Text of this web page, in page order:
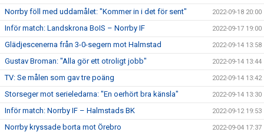
Norrby föll med uddamålet: "Kommer in i det för sent" 2022-09-18 20:00
Inför match: Landskrona BoIS – Norrby IF 2022-09-17 19:00
Glädjescenerna från 3-0-segern mot Halmstad 2022-09-14 13:58
Gustav Broman: "Alla gör ett otroligt jobb" 2022-09-14 13:44
TV: Se målen som gav tre poäng 2022-09-14 13:42
Storseger mot serieledarna: "En oerhört bra känsla" 2022-09-14 13:30
Inför match: Norrby IF – Halmstads BK 2022-09-12 19:53
Norrby kryssade borta mot Örebro 2022-09-04 17:37